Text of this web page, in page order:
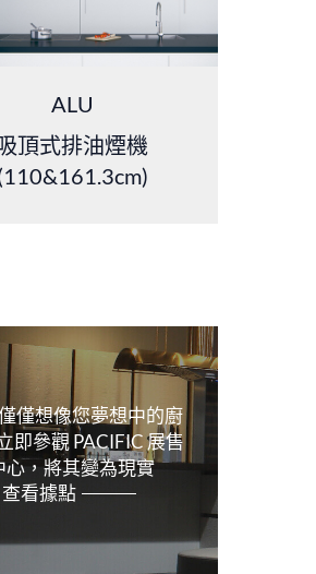
ALU
頂式排油煙機
僅想像您夢想中的廚
即參觀 PACIFIC 展售
心，將其變為現實
查看據點